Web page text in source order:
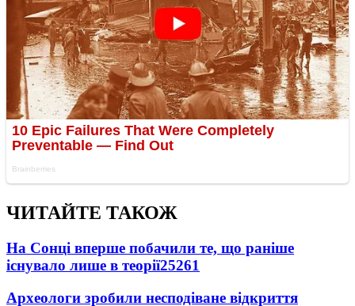
ЧИТАЙТЕ ТАКОЖ
На Сонці вперше побачили те, що раніше
існувало лише в теорії25261
Археологи зробили несподіване відкриття